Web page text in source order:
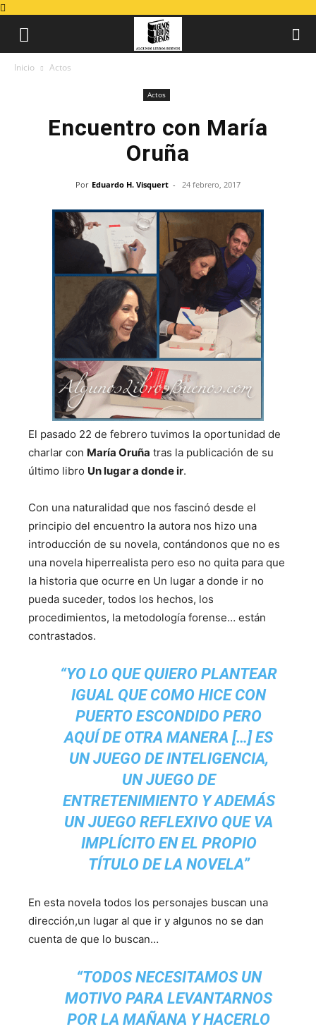
Inicio Actos
Actos
Encuentro con María
Oruña
Por Eduardo H. Visquert - 24 febrero, 2017
El pasado 22 de febrero tuvimos la oportunidad de
charlar con María Oruña tras la publicación de su
último libro Un lugar a donde ir.
Con una naturalidad que nos fascinó desde el
principio del encuentro la autora nos hizo una
introducción de su novela, contándonos que no es
una novela hiperrealista pero eso no quita para que
la historia que ocurre en Un lugar a donde ir no
pueda suceder, todos los hechos, los
procedimientos, la metodología forense… están
contrastados.
“YO LO QUE QUIERO PLANTEAR
IGUAL QUE COMO HICE CON
PUERTO ESCONDIDO PERO
AQUÍ DE OTRA MANERA […] ES
UN JUEGO DE INTELIGENCIA,
UN JUEGO DE
ENTRETENIMIENTO Y ADEMÁS
UN JUEGO REFLEXIVO QUE VA
IMPLÍCITO EN EL PROPIO
TÍTULO DE LA NOVELA”
En esta novela todos los personajes buscan una
dirección,un lugar al que ir y algunos no se dan
cuenta de que lo buscan…
“TODOS NECESITAMOS UN
MOTIVO PARA LEVANTARNOS
POR LA MAÑANA Y HACERLO